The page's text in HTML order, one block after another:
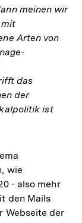
meinen wir
mit
Arten von
das
der
ist
wie
- also mehr
den Mails
Webseite der
Zum